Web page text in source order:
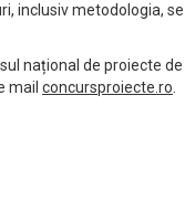
inclusiv metodologia,
național de proiecte
mail concursproiecte.ro